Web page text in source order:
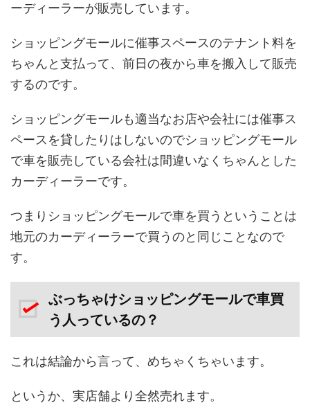
ーディーラーが販売しています。
ショッピングモールに催事スペースのテナント料を
ちゃんと支払って、前日の夜から車を搬入して販売
するのです。
ショッピングモールも適当なお店や会社には催事ス
ペースを貸したりはしないのでショッピングモール
で車を販売している会社は間違いなくちゃんとした
カーディーラーです。
つまりショッピングモールで車を買うということは
地元のカーディーラーで買うのと同じことなので
す。
ぶっちゃけショッピングモールで車買
う人っているの？
これは結論から言って、めちゃくちゃいます。
というか、実店舗より全然売れます。